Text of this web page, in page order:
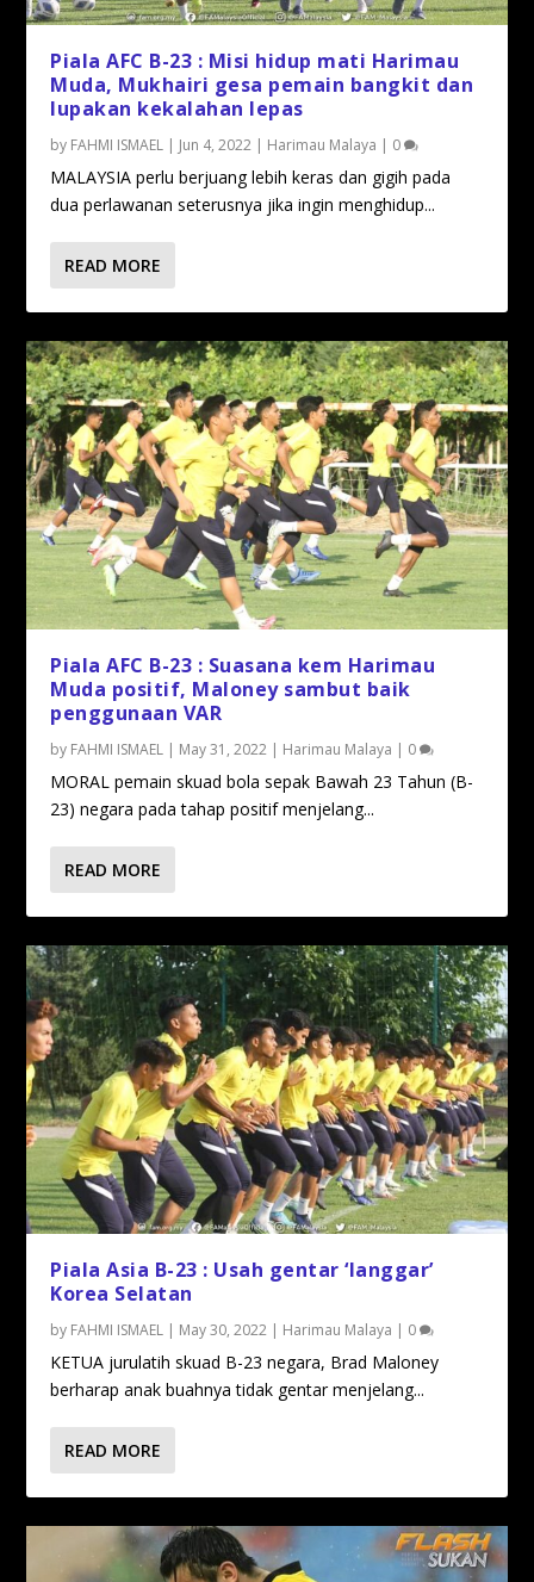
Piala AFC B-23 : Misi hidup mati Harimau
Muda, Mukhairi gesa pemain bangkit dan
lupakan kekalahan lepas
by FAHMI ISMAEL | Jun 4, 2022 | Harimau Malaya | 0
MALAYSIA perlu berjuang lebih keras dan gigih pada
dua perlawanan seterusnya jika ingin menghidup...
READ MORE
Piala AFC B-23 : Suasana kem Harimau
Muda positif, Maloney sambut baik
penggunaan VAR
by FAHMI ISMAEL | May 31, 2022 | Harimau Malaya | 0
MORAL pemain skuad bola sepak Bawah 23 Tahun (B-
23) negara pada tahap positif menjelang...
READ MORE
Piala Asia B-23 : Usah gentar ‘langgar’
Korea Selatan
by FAHMI ISMAEL | May 30, 2022 | Harimau Malaya | 0
KETUA jurulatih skuad B-23 negara, Brad Maloney
berharap anak buahnya tidak gentar menjelang...
READ MORE